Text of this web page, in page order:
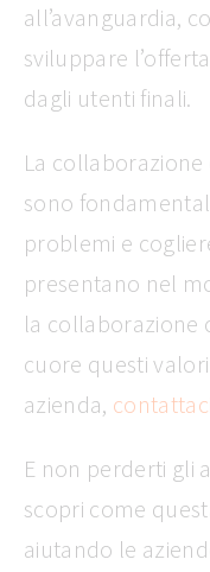
all’avanguardia,
sviluppare
dagli utenti finali.
La
sono
problemi e
presentano nel
la collaborazione
cuore questi
azienda, contattaci
E non perderti gli
scopri come
aiutando le